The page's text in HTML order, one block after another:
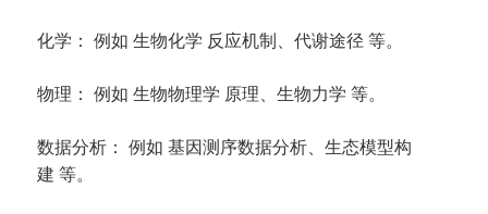
化学： 例如 生物化学 反应机制、代谢途径 等。
物理： 例如 生物物理学 原理、生物力学 等。
数据分析： 例如 基因测序数据分析、生态模型构
建 等。